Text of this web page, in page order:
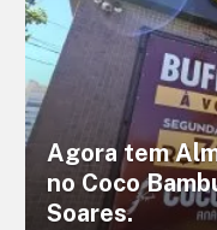
Agora tem
no Coco
Soares.